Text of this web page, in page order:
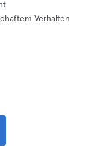
Verhalten